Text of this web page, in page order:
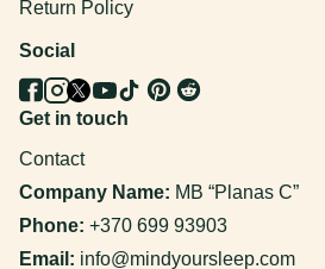
Return Policy
Social
Get in touch
Contact
Company Name: MB “Planas C”
Phone: +370 699 93903
Email: info@mindyoursleep.com